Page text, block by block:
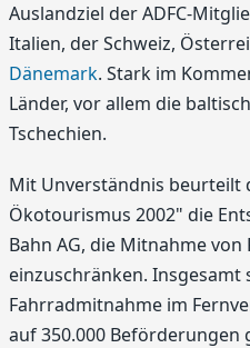
Auslandziel der ADFC-
Italien, der Schweiz,
Dänemark. Stark im
Länder, vor allem die
Tschechien.
Mit Unverständnis beurteilt
Ökotourismus 2002" die
Bahn AG, die Mitnahme
einzuschränken. Insgesamt
Fahrradmitnahme im
auf 350.000